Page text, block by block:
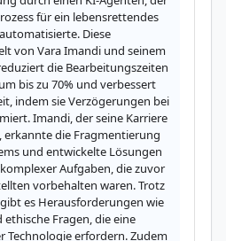
für ein lebensrettendes
Diese
von Vara Imandi und seinem
die Bearbeitungszeiten
bis zu 70% und verbessert
indem sie Verzögerungen bei
Imandi, der seine Karriere
erkannte die Fragmentierung
und entwickelte Lösungen
Aufgaben, die zuvor
vorbehalten waren. Trotz
es Herausforderungen wie
Fragen, die eine
Technologie erfordern. Zudem